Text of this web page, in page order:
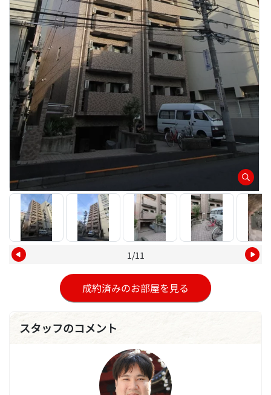
1/11
成約済みのお部屋を見る
スタッフのコメント